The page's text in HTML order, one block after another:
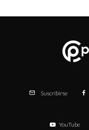
Suscribirse
YouTube